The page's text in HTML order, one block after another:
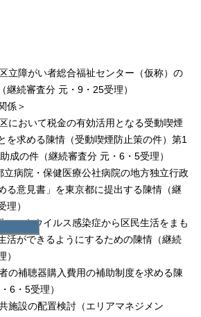
立障がい者総合福祉センター（仮称）の
継続審査分 元・9・25受理）
係＞
において税金の有効活用となる受動喫煙
を求める陳情（受動喫煙防止策の件）第1
成の件（継続審査分 元・6・5受理）
病院・保健医療公社病院の地方独立行政
る意見書」を東京都に提出する陳情（継
理）
ロナウイルス感染症から区民生活をまも
活ができるようにするための陳情（継続
）
の補聴器購入費用の補助制度を求める陳
6・5受理）
施設の配置検討（エリアマネジメン